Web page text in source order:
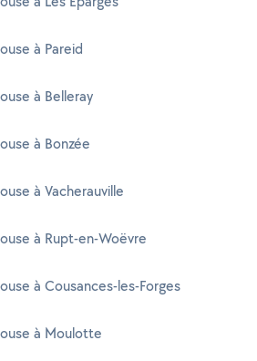
à Pareid
à Belleray
à Bonzée
à Vacherauville
à Rupt-en-Woëvre
à Cousances-les-Forges
à Moulotte